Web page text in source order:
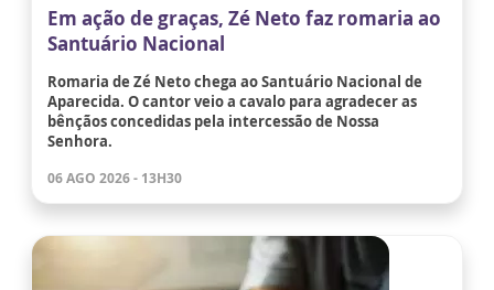
Em ação de graças, Zé Neto faz romaria ao
Santuário Nacional
Romaria de Zé Neto chega ao Santuário Nacional de
Aparecida. O cantor veio a cavalo para agradecer as
bênçãos concedidas pela intercessão de Nossa
Senhora.
06 AGO 2026 - 13H30